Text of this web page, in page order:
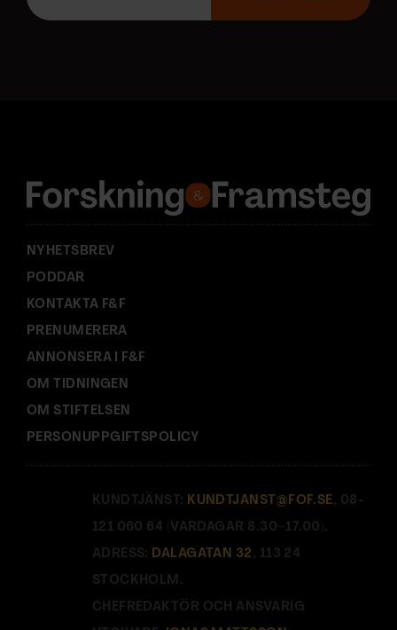
p
s
:
NYHETSBREV
PODDAR
KONTAKTA F&F
PRENUMERERA
ANNONSERA I F&F
OM TIDNINGEN
OM STIFTELSEN
PERSONUPPGIFTSPOLICY
KUNDTJÄNST: KUNDTJANST@FOF.SE , 08-
121 060 64 (VARDAGAR 8.30–17.00).
ADRESS: DALAGATAN 32 , 113 24
STOCKHOLM.
CHEFREDAKTÖR OCH ANSVARIG